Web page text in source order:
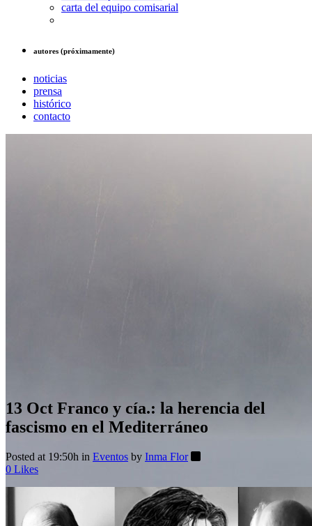
carta del equipo comisarial
autores (próximamente)
noticias
prensa
histórico
contacto
13 Oct Franco y cía.: la herencia del
fascismo en el Mediterráneo
Posted at 19:50h in Eventos by Inma Flor
0 Likes